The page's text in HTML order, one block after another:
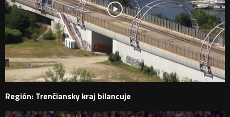
Región: Trenčiansky kraj bilancuje